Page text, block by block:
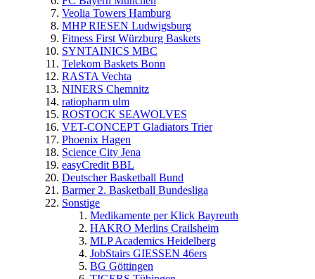
Veolia Towers Hamburg
MHP RIESEN Ludwigsburg
Fitness First Würzburg Baskets
SYNTAINICS MBC
Telekom Baskets Bonn
RASTA Vechta
NINERS Chemnitz
ratiopharm ulm
ROSTOCK SEAWOLVES
VET-CONCEPT Gladiators Trier
Phoenix Hagen
Science City Jena
easyCredit BBL
Deutscher Basketball Bund
Barmer 2. Basketball Bundesliga
Sonstige
Medikamente per Klick Bayreuth
HAKRO Merlins Crailsheim
MLP Academics Heidelberg
JobStairs GIESSEN 46ers
BG Göttingen